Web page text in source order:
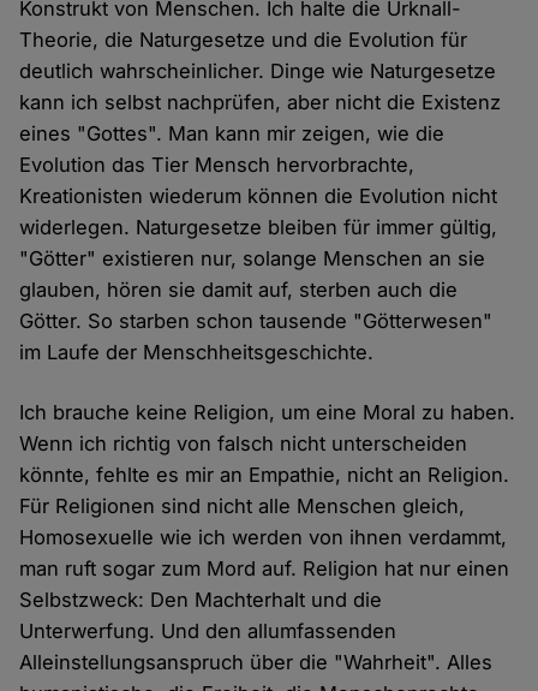
Konstrukt von Menschen. Ich halte die Urknall-
Theorie, die Naturgesetze und die Evolution für
deutlich wahrscheinlicher. Dinge wie Naturgesetze
kann ich selbst nachprüfen, aber nicht die Existenz
eines "Gottes". Man kann mir zeigen, wie die
Evolution das Tier Mensch hervorbrachte,
Kreationisten wiederum können die Evolution nicht
widerlegen. Naturgesetze bleiben für immer gültig,
"Götter" existieren nur, solange Menschen an sie
glauben, hören sie damit auf, sterben auch die
Götter. So starben schon tausende "Götterwesen"
im Laufe der Menschheitsgeschichte.
Ich brauche keine Religion, um eine Moral zu haben.
Wenn ich richtig von falsch nicht unterscheiden
könnte, fehlte es mir an Empathie, nicht an Religion.
Für Religionen sind nicht alle Menschen gleich,
Homosexuelle wie ich werden von ihnen verdammt,
man ruft sogar zum Mord auf. Religion hat nur einen
Selbstzweck: Den Machterhalt und die
Unterwerfung. Und den allumfassenden
Alleinstellungsanspruch über die "Wahrheit". Alles